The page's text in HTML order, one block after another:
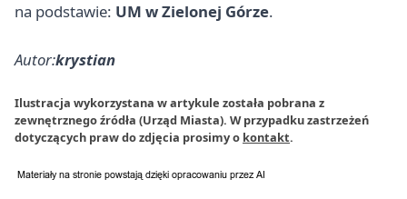
na podstawie: UM w Zielonej Górze.
Autor:krystian
Ilustracja wykorzystana w artykule została pobrana z
zewnętrznego źródła (Urząd Miasta). W przypadku zastrzeżeń
dotyczących praw do zdjęcia prosimy o kontakt.